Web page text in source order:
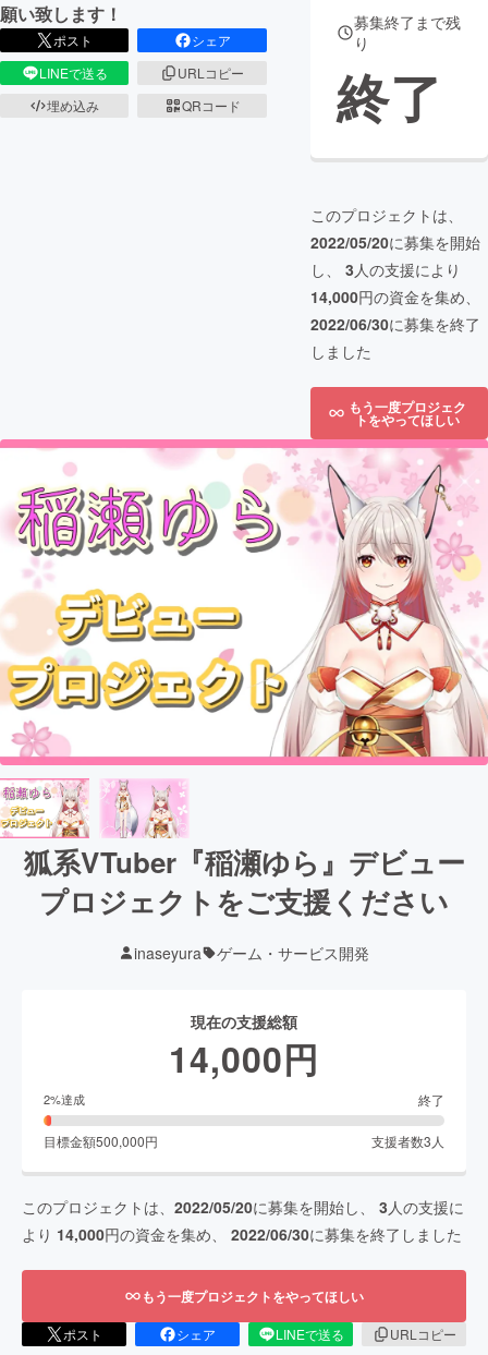
願い致します！
ポスト
シェア
LINEで送る
URLコピー
埋め込み
QRコード
募集終了まで残
り
終了
このプロジェクトは、
2022/05/20に募集を開始
し、 3人の支援により
14,000円の資金を集め、
2022/06/30に募集を終了
しました
もう一度プロジェク
トをやってほしい
狐系VTuber『稲瀬ゆら』デビュー
プロジェクトをご支援ください
inaseyura ゲーム・サービス開発
現在の支援総額
14,000円
2%達成 終了
目標金額500,000円 支援者数3 人
このプロジェクトは、 2022/05/20に募集を開始し、 3 人の支援に
より 14,000円の資金を集め、 2022/06/30に募集を終了しました
もう一度プロジェクトをやってほしい
ポスト シェア LINEで送る
URLコピー